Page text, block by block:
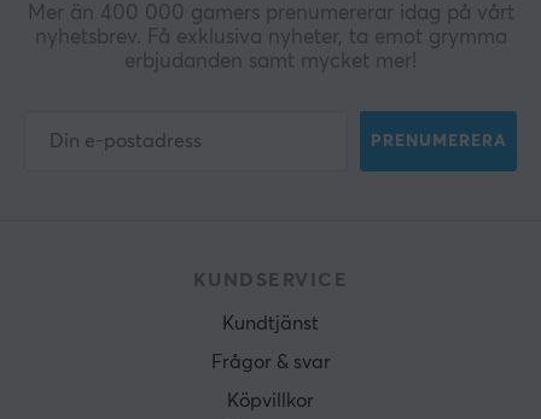
Mer än 400 000 gamers prenumererar idag på vårt
nyhetsbrev. Få exklusiva nyheter, ta emot grymma
erbjudanden samt mycket mer!
PRENUMERERA
KUNDSERVICE
Kundtjänst
Frågor & svar
Köpvillkor